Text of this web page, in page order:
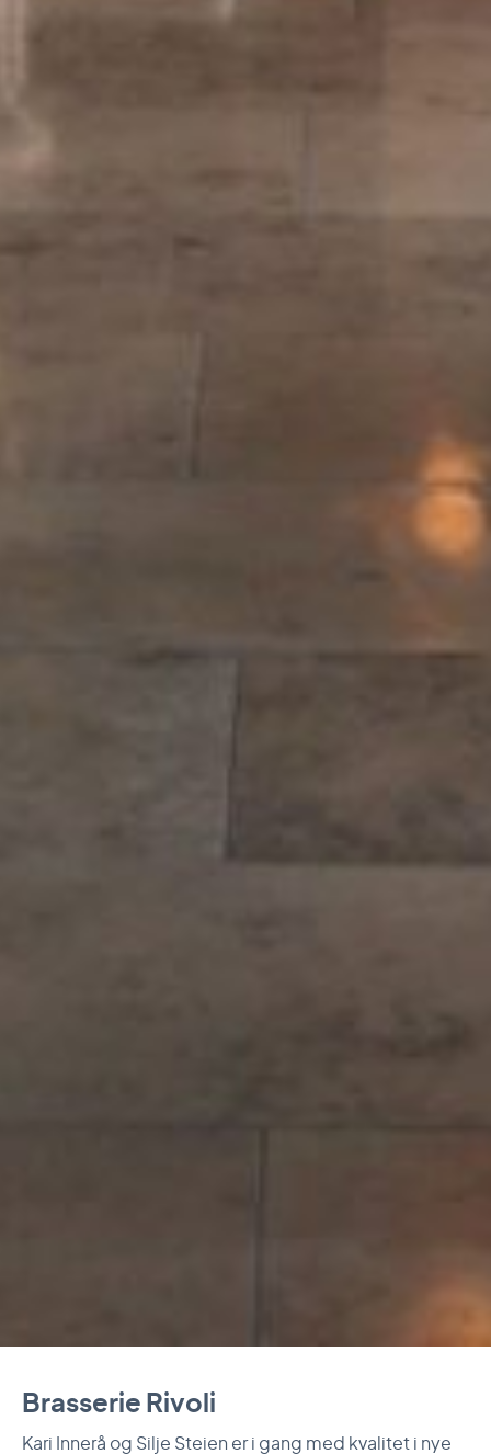
Brasserie Rivoli
Kari Innerå og Silje Steien er i gang med kvalitet i nye